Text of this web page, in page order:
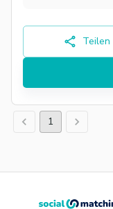
Teilen
1